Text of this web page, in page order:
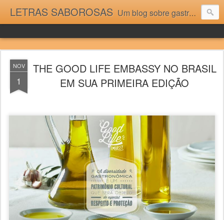
LETRAS SABOROSAS Um blog sobre gastronomia para as pessoas que gostam da boa cozinha. Dicas, receitas, notícias gastronômicas e viagens do Caburaí ao Chuí. Vou adorar tê-los na minha cozinha acima do Equador.
NOV
1
THE GOOD LIFE EMBASSY NO BRASIL
EM SUA PRIMEIRA EDIÇÃO